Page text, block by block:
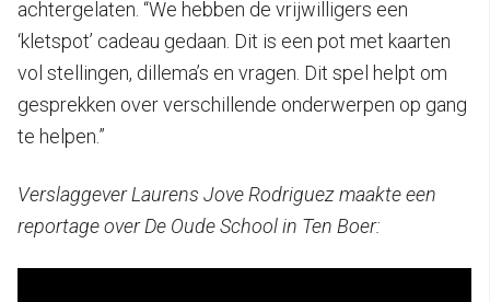
achtergelaten. “We hebben de vrijwilligers een
‘kletspot’ cadeau gedaan. Dit is een pot met kaarten
vol stellingen, dillema’s en vragen. Dit spel helpt om
gesprekken over verschillende onderwerpen op gang
te helpen.”
Verslaggever Laurens Jove Rodriguez maakte een
reportage over De Oude School in Ten Boer: